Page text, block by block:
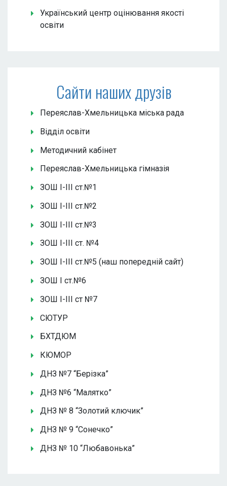
Український центр оцінювання якості
освіти
Сайти наших друзів
Переяслав-Хмельницька міська рада
Відділ освіти
Методичний кабінет
Переяслав-Хмельницька гімназія
ЗОШ І-ІІІ ст.№1
ЗОШ І-ІІІ ст.№2
ЗОШ І-ІІІ ст.№3
ЗОШ І-ІІІ ст. №4
ЗОШ І-ІІІ ст.№5 (наш попередній сайт)
ЗОШ І ст.№6
ЗОШ І-ІІІ ст №7
СЮТУР
БХТДЮМ
КЮМОР
ДНЗ №7 “Берізка”
ДНЗ №6 “Малятко”
ДНЗ № 8 “Золотий ключик”
ДНЗ № 9 “Сонечко”
ДНЗ № 10 “Любавонька”